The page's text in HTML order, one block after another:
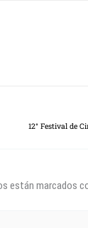
12° Festival de
están marcados